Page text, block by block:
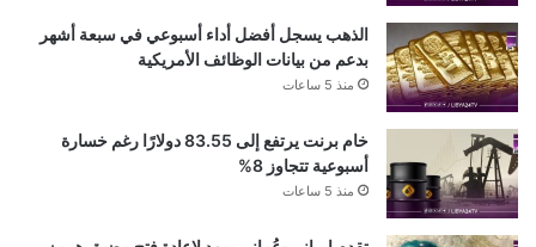
الذهب يسجل أفضل أداء أسبوعي في سبعة أشهر
بدعم من بيانات الوظائف الأمريكية
منذ 5 ساعات
خام برنت يرتفع إلى 83.55 دولارًا رغم خسارة
أسبوعية تتجاوز 8%
منذ 5 ساعات